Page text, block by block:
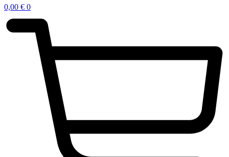
0,00 € 0